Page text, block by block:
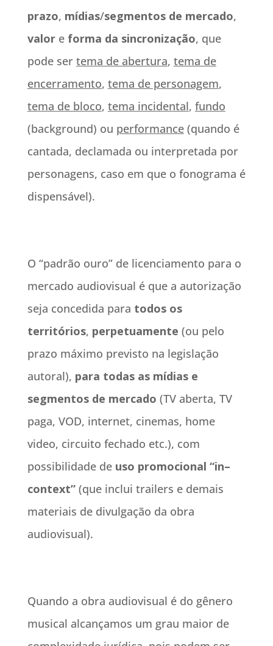
prazo, mídias/segmentos de mercado,
valore forma da sincronização, que
pode ser tema de abertura, tema de
encerramento, tema de personagem,
tema de bloco, tema incidental, fundo
(background) ou performance(quando é
cantada, declamada ou interpretada por
personagens, caso em que o fonograma é
dispensável).
O “padrão ouro” de licenciamento para o
mercado audiovisual é que a autorização
seja concedida para todos os
territórios, perpetuamente (ou pelo
prazo máximo previsto na legislação
autoral), para todas as mídias e
segmentos de mercado (TV aberta, TV
paga, VOD, internet, cinemas, home
video, circuito fechado etc.), com
possibilidade de uso promocional “in–
context”(que inclui trailers e demais
materiais de divulgação da obra
audiovisual).
Quando a obra audiovisual é do gênero
musical alcançamos um grau maior de